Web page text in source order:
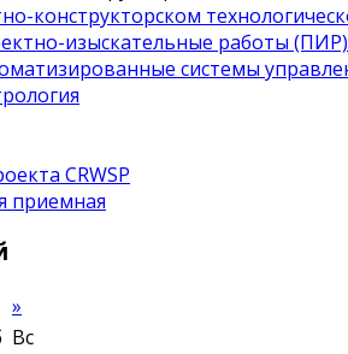
конструкторском
изыскательные работы (ПИР)
системы
CRWSP
приемная
»
Вс